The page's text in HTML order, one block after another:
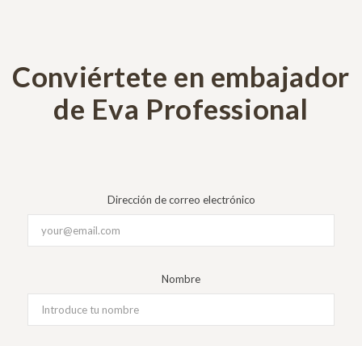
Conviértete en embajador
de Eva Professional
Dirección de correo electrónico
Nombre